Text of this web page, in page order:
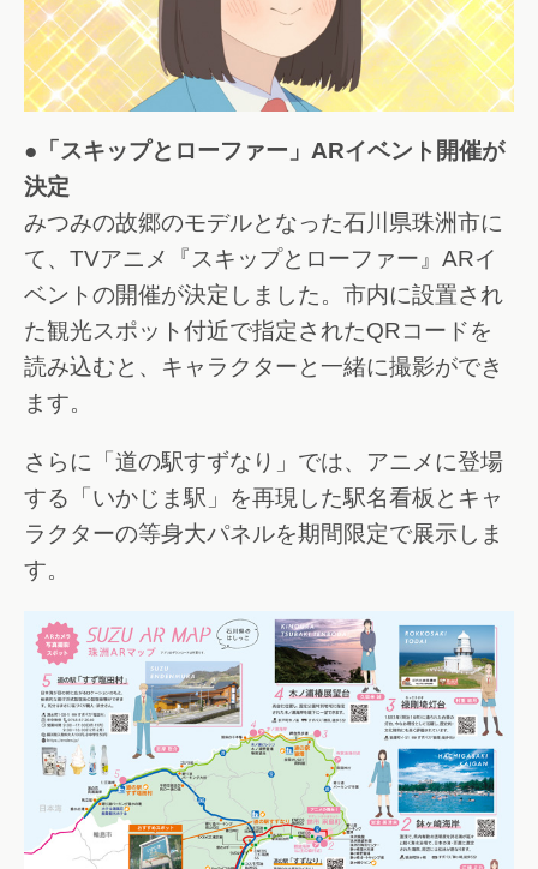
●「スキップとローファー」ARイベント開催が
決定
みつみの故郷のモデルとなった石川県珠洲市に
て、TVアニメ『スキップとローファー』ARイ
ベントの開催が決定しました。市内に設置され
た観光スポット付近で指定されたQRコードを
読み込むと、キャラクターと一緒に撮影ができ
ます。
さらに「道の駅すずなり」では、アニメに登場
する「いかじま駅」を再現した駅名看板とキャ
ラクターの等身大パネルを期間限定で展示しま
す。